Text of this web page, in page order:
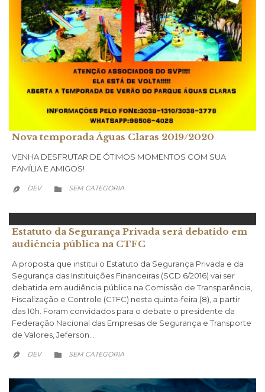
Nova temporada Águas Claras 2019/2020
VENHA DESFRUTAR DE ÓTIMOS MOMENTOS COM SUA
FAMÍLIA E AMIGOS!
 DEV  CATEGORY
SEM CATEGORIA
Estatuto da Segurança Privada será debatido em
audiência pública na CTFC
A proposta que institui o Estatuto da Segurança Privada e da
Segurança das Instituições Financeiras (SCD 6/2016) vai ser
debatida em audiência pública na Comissão de Transparência,
Fiscalização e Controle (CTFC) nesta quinta-feira (8), a partir
das 10h. Foram convidados para o debate o presidente da
Federação Nacional das Empresas de Segurança e Transporte
de Valores, Jeferson…
 DEV  CATEGORY
SEM CATEGORIA